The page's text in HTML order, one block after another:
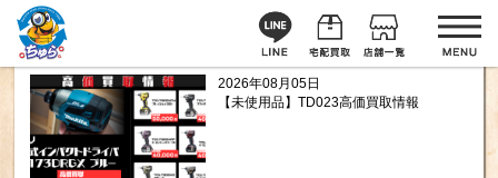
2026年08月05日
【未使用品】TD023高価買取情報